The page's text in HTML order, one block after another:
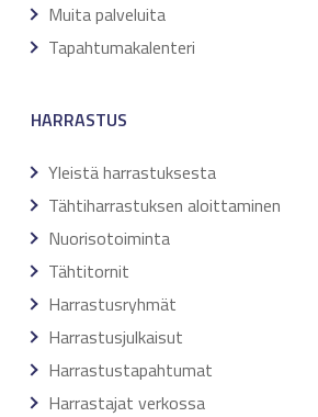
Muita palveluita
Tapahtumakalenteri
HARRASTUS
Yleistä harrastuksesta
Tähtiharrastuksen aloittaminen
Nuorisotoiminta
Tähtitornit
Harrastusryhmät
Harrastusjulkaisut
Harrastustapahtumat
Harrastajat verkossa